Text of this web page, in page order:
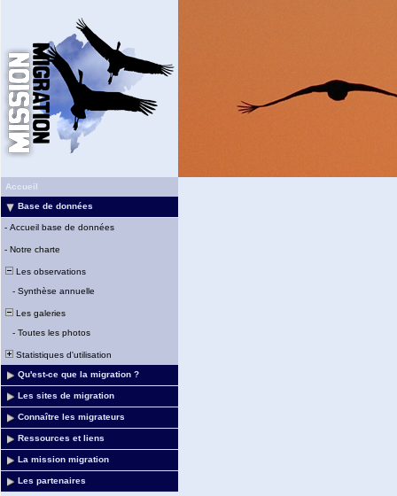
Accueil
Base de données
- Accueil base de données
- Notre charte
Les observations
- Synthèse annuelle
Les galeries
- Toutes les photos
Statistiques d'utilisation
Qu'est-ce que la migration ?
Les sites de migration
Connaître les migrateurs
Ressources et liens
La mission migration
Les partenaires